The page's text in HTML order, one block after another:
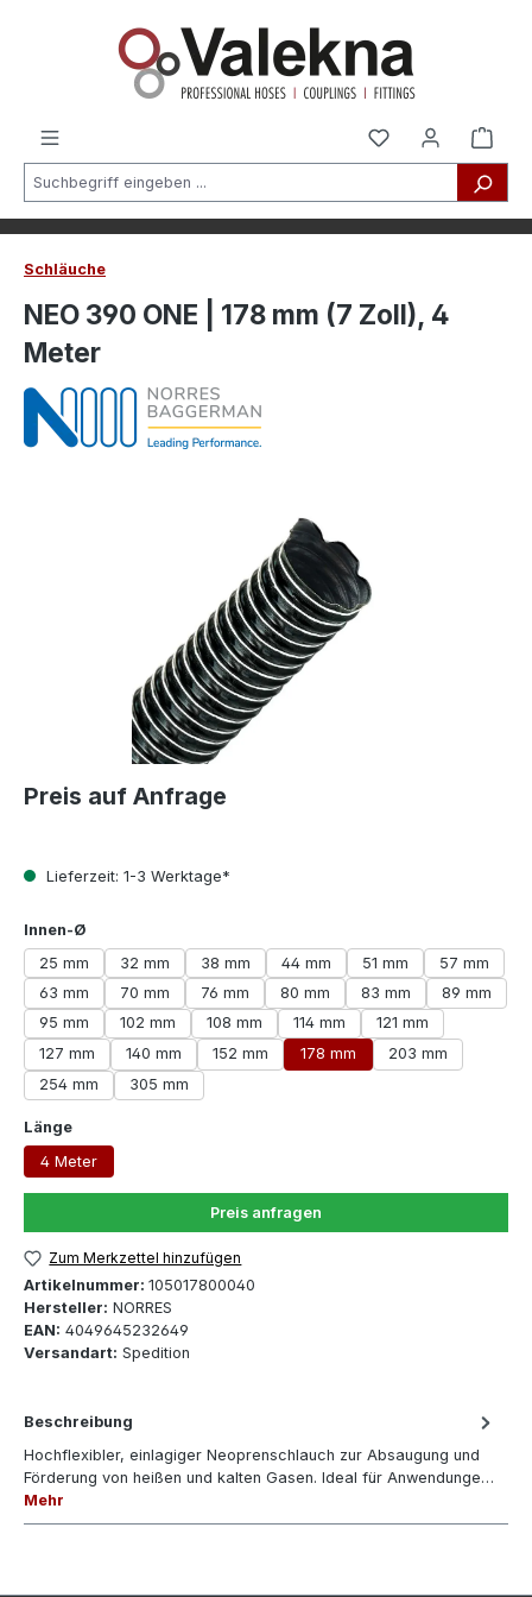
Schläuche
NEO 390 ONE | 178 mm (7 Zoll), 4
Meter
Preis auf Anfrage
Lieferzeit: 1-3 Werktage*
Innen-Ø
25 mm
32 mm 38 mm 44 mm 51 mm
57 mm
63 mm
70 mm 76 mm 80 mm 83 mm
89 mm
95 mm
102 mm 108 mm 114 mm
121 mm
127 mm
140 mm 152 mm 178 mm
203 mm
254 mm
305 mm
Längeauswählen
4 Meter
Preis anfragen
Zum Merkzettel hinzufügen
Artikelnummer: 105017800040
Hersteller: NORRES
EAN: 4049645232649
Versandart: Spedition
Beschreibung
Hochflexibler, einlagiger Neoprenschlauch zur Absaugung und
Förderung von heißen und kalten Gasen. Ideal für Anwendunge…
Mehr